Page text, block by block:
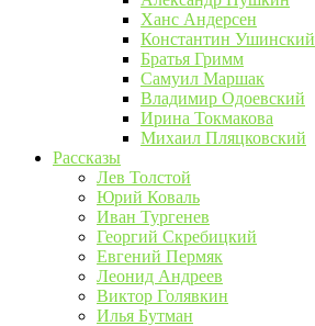
Ханс Андерсен
Константин Ушинский
Братья Гримм
Самуил Маршак
Владимир Одоевский
Ирина Токмакова
Михаил Пляцковский
Рассказы
Лев Толстой
Юрий Коваль
Иван Тургенев
Георгий Скребицкий
Евгений Пермяк
Леонид Андреев
Виктор Голявкин
Илья Бутман